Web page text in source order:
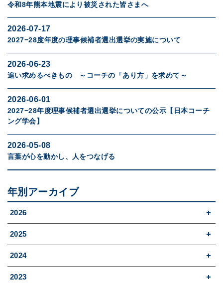
令和8年熊本地震により被災された皆さまへ
2026-07-17
2027−28度年度の理事候補者選出選挙の実施について
2026-06-23
追い求めるべきもの ～コーチの「あり方」を求めて～
2026-06-01
2027−28年度理事候補者選出選挙についての公示【日本コーチ
ング学会】
2026-05-08
言葉が心を動かし、人をつなげる
年別アーカイブ
2026
2025
2024
2023